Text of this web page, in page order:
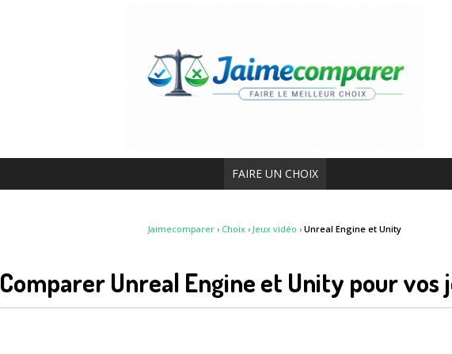
FAIRE UN CHOIX
Jaimecomparer › Choix › Jeux vidéo › Unreal Engine et Unity
Comparer Unreal Engine et Unity pour vos